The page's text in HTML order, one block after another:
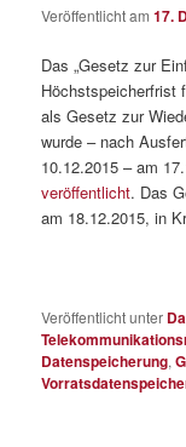
Veröffentlicht am17.
Das „Gesetz zur
Höchstspeicherfrist
als Gesetz zur
wurde – nach
10.12.2015 – am
veröffentlicht. Das
am 18.12.2015, in
Veröffentlicht unter
Datenspeicherung,